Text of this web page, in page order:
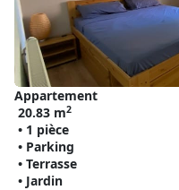
Appartement
20.83 m2
• 1 pièce
• Parking
• Terrasse
• Jardin